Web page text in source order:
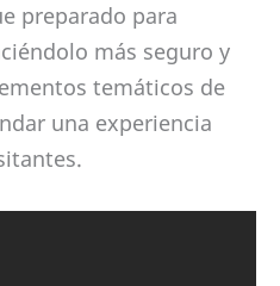
preparado para
más seguro y
temáticos de
una experiencia